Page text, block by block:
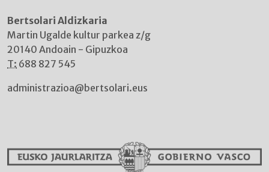
Bertsolari Aldizkaria
Martin Ugalde kultur parkea z/g
20140 Andoain - Gipuzkoa
T: 688 827 545
administrazioa@bertsolari.eus